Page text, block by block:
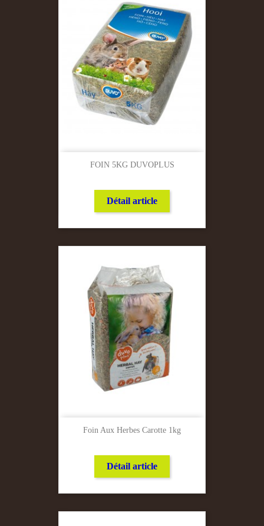
FOIN 5KG DUVOPLUS
Détail article
Foin Aux Herbes Carotte 1kg
Détail article